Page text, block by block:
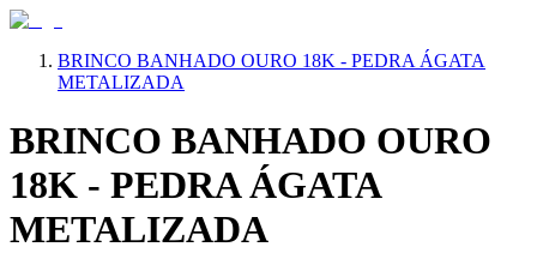
BRINCO BANHADO OURO 18K - PEDRA ÁGATA
METALIZADA
BRINCO BANHADO OURO
18K - PEDRA ÁGATA
METALIZADA